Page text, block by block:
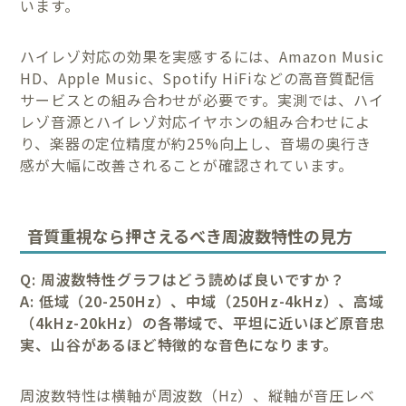
います。
ハイレゾ対応の効果を実感するには、Amazon Music
HD、Apple Music、Spotify HiFiなどの高音質配信
サービスとの組み合わせが必要です。実測では、ハイ
レゾ音源とハイレゾ対応イヤホンの組み合わせによ
り、楽器の定位精度が約25%向上し、音場の奥行き
感が大幅に改善されることが確認されています。
音質重視なら押さえるべき周波数特性の見方
Q: 周波数特性グラフはどう読めば良いですか？
A: 低域（20-250Hz）、中域（250Hz-4kHz）、高域
（4kHz-20kHz）の各帯域で、平坦に近いほど原音忠
実、山谷があるほど特徴的な音色になります。
周波数特性は横軸が周波数（Hz）、縦軸が音圧レベ